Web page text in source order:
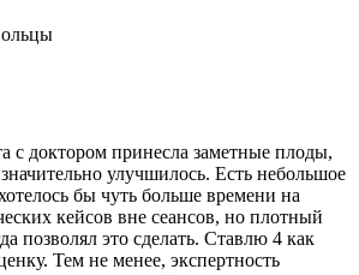
с доктором принесла заметные плоды,
улучшилось. Есть небольшое
бы чуть больше времени на
кейсов вне сеансов, но плотный
позволял это сделать. Ставлю 4 как
Тем не менее, экспертность